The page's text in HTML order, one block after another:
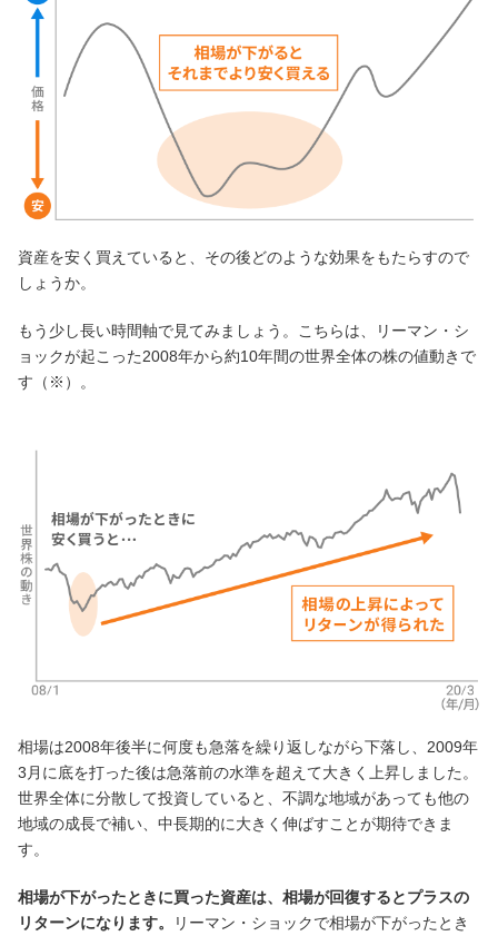
たいこうオフィスe-バンキング
サービスのご案内
NBセンター
サービスのご案内
たいこうでんさいサービス
サービスのご案内
資産を安く買えていると、その後どのような効果をもたらすので
しょうか。
もう少し長い時間軸で見てみましょう。こちらは、リーマン・シ
ョックが起こった2008年から約10年間の世界全体の株の値動きで
す（※）。
相場は2008年後半に何度も急落を繰り返しながら下落し、2009年
3月に底を打った後は急落前の水準を超えて大きく上昇しました。
世界全体に分散して投資していると、不調な地域があっても他の
地域の成長で補い、中長期的に大きく伸ばすことが期待できま
す。
相場が下がったときに買った資産は、相場が回復するとプラスの
リターンになります。
リーマン・ショックで相場が下がったとき